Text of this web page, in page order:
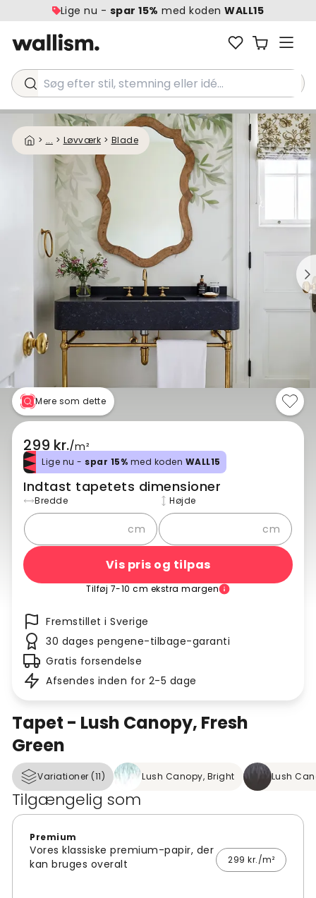
Lige nu - spar 15% med kodenWALL15
Søg efter stil, stemning eller idé...
> ... > Løvværk > Blade
Tapet - Lush Canopy, Fresh
Green
Variationer (11) Lush Canopy, Bright Lush
Tilgængelig som
Premium
Vores klassiske premium-papir, der
kan bruges overalt
299 kr./m²
Mere som dette
299 kr./m²
Lige nu - spar 15% med koden WALL15
Indtast tapetets dimensioner
Bredde
cm
Højde
cm
Vis pris og tilpas
Tilføj 7-10 cm ekstra margen
Fremstillet i Sverige
30 dages pengene-tilbage-garanti
Gratis forsendelse
Afsendes inden for 2-5 dage